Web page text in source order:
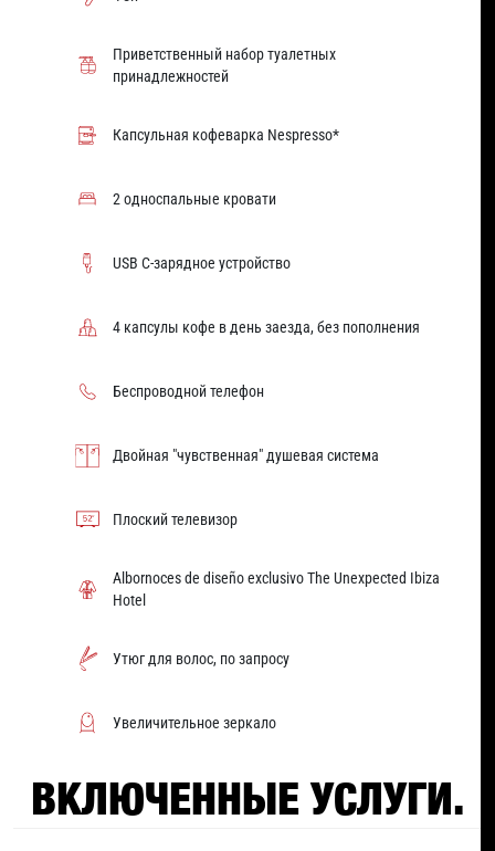
Приветственный набор туалетных
принадлежностей
Капсульная кофеварка Nespresso*
2 односпальные кровати
USB C-зарядное устройство
4 капсулы кофе в день заезда, без пополнения
Беспроводной телефон
Двойная "чувственная" душевая система
Плоский телевизор
Albornoces de diseño exclusivo The Unexpected Ibiza
Hotel
Утюг для волос, по запросу
Увеличительное зеркало
ВКЛЮЧЕННЫЕ УСЛУГИ.